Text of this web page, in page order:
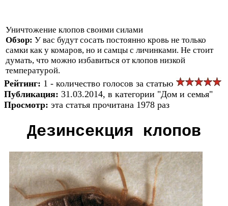
Уничтожение клопов своими силами
Обзор: У вас будут сосать постоянно кровь не только
самки как у комаров, но и самцы с личинками. Не стоит
думать, что можно избавиться от клопов низкой
температурой.
Рейтинг: 1 - количество голосов за статью
Публикация: 31.03.2014, в категории "Дом и семья"
Просмотр: эта статья прочитана 1978 раз
Дезинсекция клопов